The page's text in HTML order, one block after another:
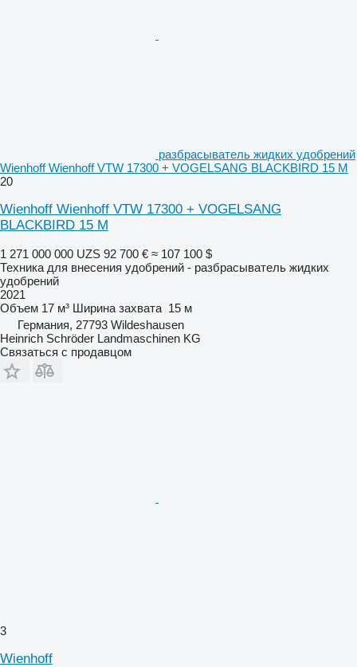
разбрасыватель жидких удобрений
Wienhoff Wienhoff VTW 17300 + VOGELSANG BLACKBIRD 15 M
20
Wienhoff Wienhoff VTW 17300 + VOGELSANG
BLACKBIRD 15 M
1 271 000 000 UZS 92 700 € ≈ 107 100 $
Техника для внесения удобрений - разбрасыватель жидких
удобрений
2021
Объем 17 м³ Ширина захвата 15 м
Германия, 27793 Wildeshausen
Heinrich Schröder Landmaschinen KG
Связаться с продавцом
3
Wienhoff